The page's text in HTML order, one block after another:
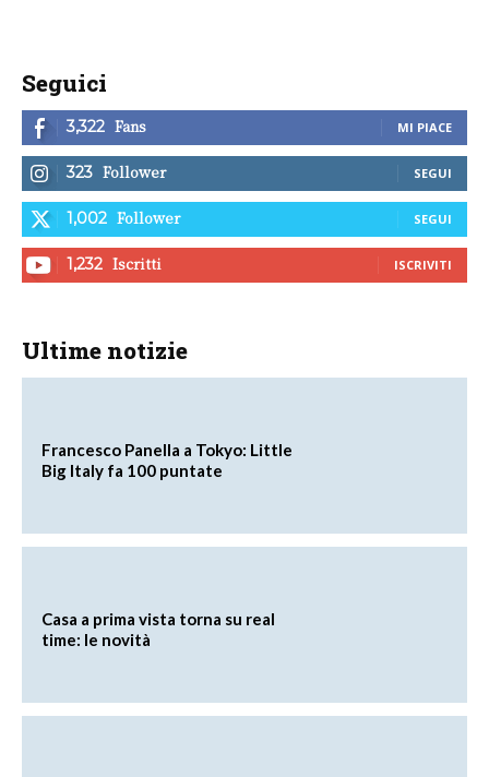
Seguici
3,322 Fans MI PIACE
323 Follower SEGUI
1,002 Follower SEGUI
1,232 Iscritti ISCRIVITI
Ultime notizie
Francesco Panella a Tokyo: Little
Big Italy fa 100 puntate
Casa a prima vista torna su real
time: le novità